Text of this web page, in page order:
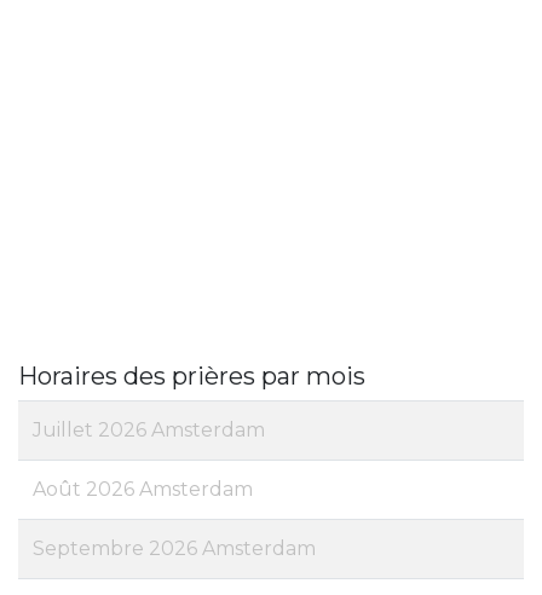
Horaires des prières par mois
Juillet 2026 Amsterdam
Août 2026 Amsterdam
Septembre 2026 Amsterdam